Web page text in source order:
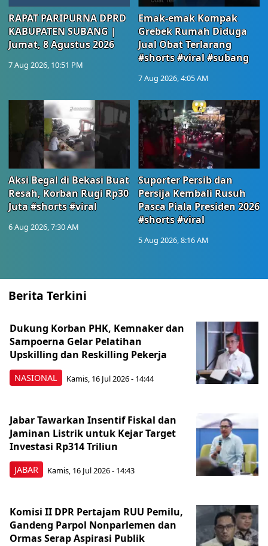
RAPAT PARIPURNA DPRD
KABUPATEN SUBANG |
Jumat, 8 Agustus 2026
7 Aug 2026, 10:51 PM
Emak-emak Kompak
Grebek Rumah Diduga
Jual Obat Terlarang
#shorts #viral #subang
7 Aug 2026, 4:05 AM
Aksi Begal di Bekasi Buat
Resah, Korban Rugi Rp30
Juta #shorts #viral
6 Aug 2026, 7:30 AM
Suporter Persib dan
Persija Kembali Rusuh
Pasca Piala Presiden 2026
#shorts #viral
5 Aug 2026, 8:16 AM
Berita Terkini
NASIONAL
Dukung Korban PHK, Kemnaker dan
Sampoerna Gelar Pelatihan
Upskilling dan Reskilling Pekerja
Kamis, 16 Jul 2026 - 14:44
JABAR
Jabar Tawarkan Insentif Fiskal dan
Jaminan Listrik untuk Kejar Target
Investasi Rp314 Triliun
Kamis, 16 Jul 2026 - 14:43
Komisi II DPR Pertajam RUU Pemilu,
Gandeng Parpol Nonparlemen dan
Ormas Serap Aspirasi Publik